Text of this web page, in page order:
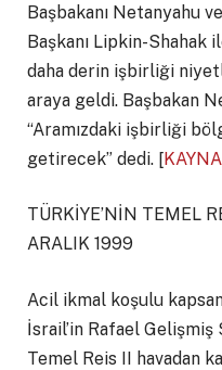
Başbakanı Netanyahu
Başkanı Lipkin-Shahak
daha derin işbirliği
araya geldi. Başbakan
“Aramızdaki işbirliği
getirecek” dedi. [
TÜRKİYE’NİN TEMEL
ARALIK 1999
Acil ikmal koşulu
İsrail’in Rafael Gelişmiş
Temel Reis II havadan